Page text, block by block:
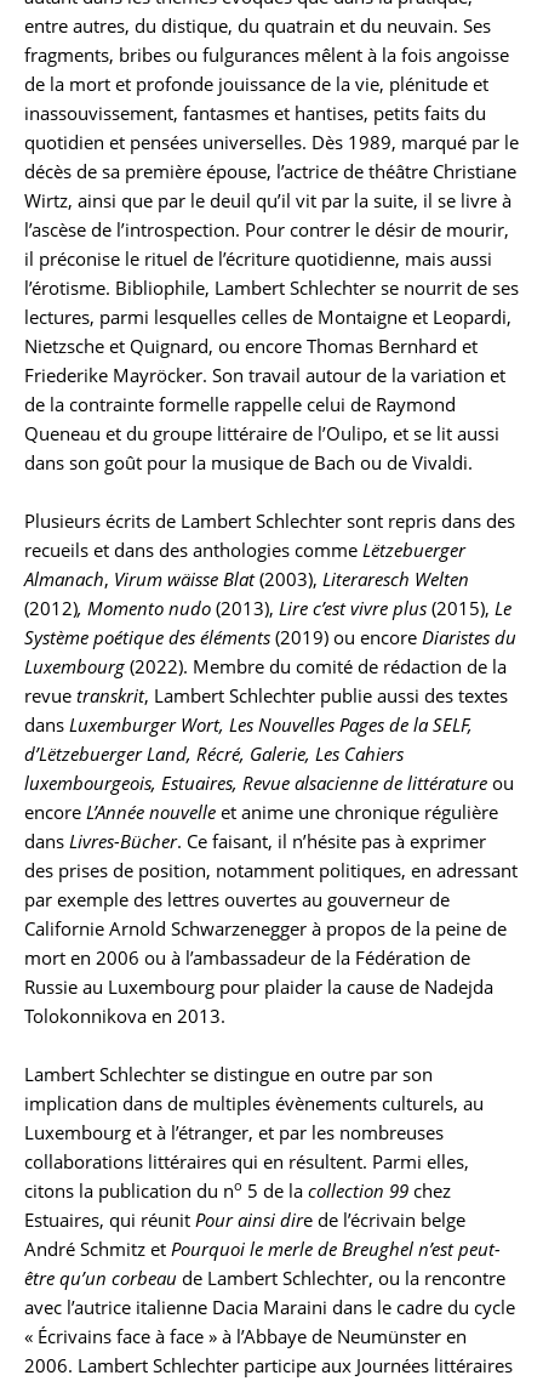
entre autres, du distique, du quatrain et du neuvain. Ses
fragments, bribes ou fulgurances mêlent à la fois angoisse
de la mort et profonde jouissance de la vie, plénitude et
inassouvissement, fantasmes et hantises, petits faits du
quotidien et pensées universelles. Dès 1989, marqué par le
décès de sa première épouse, l’actrice de théâtre Christiane
Wirtz, ainsi que par le deuil qu’il vit par la suite, il se livre à
l’ascèse de l’introspection. Pour contrer le désir de mourir,
il préconise le rituel de l’écriture quotidienne, mais aussi
l’érotisme. Bibliophile, Lambert Schlechter se nourrit de ses
lectures, parmi lesquelles celles de Montaigne et Leopardi,
Nietzsche et Quignard, ou encore Thomas Bernhard et
Friederike Mayröcker. Son travail autour de la variation et
de la contrainte formelle rappelle celui de Raymond
Queneau et du groupe littéraire de l’Oulipo, et se lit aussi
dans son goût pour la musique de Bach ou de Vivaldi.
Plusieurs écrits de Lambert Schlechter sont repris dans des
recueils et dans des anthologies comme Lëtzebuerger
Almanach, Virum wäisse Blat(2003), Literaresch Welten
(2012), Momento nudo (2013), Lire c’est vivre plus (2015), Le
Système poétique des éléments (2019) ou encore Diaristes du
Luxembourg (2022). Membre du comité de rédaction de la
revue transkrit, Lambert Schlechter publie aussi des textes
dans Luxemburger Wort, Les Nouvelles Pages de la SELF,
d’Lëtzebuerger Land, Récré, Galerie, Les Cahiers
luxembourgeois, Estuaires, Revue alsacienne de littérature ou
encore L’Année nouvelle et anime une chronique régulière
dans Livres-Bücher. Ce faisant, il n’hésite pas à exprimer
des prises de position, notamment politiques, en adressant
par exemple des lettres ouvertes au gouverneur de
Californie Arnold Schwarzenegger à propos de la peine de
mort en 2006 ou à l’ambassadeur de la Fédération de
Russie au Luxembourg pour plaider la cause de Nadejda
Tolokonnikova en 2013.
Lambert Schlechter se distingue en outre par son
implication dans de multiples évènements culturels, au
Luxembourg et à l’étranger, et par les nombreuses
collaborations littéraires qui en résultent. Parmi elles,
citons la publication du no 5 de la collection 99 chez
Estuaires, qui réunit Pour ainsi dire de l’écrivain belge
André Schmitz et Pourquoi le merle de Breughel n’est peut-
être qu’un corbeau de Lambert Schlechter, ou la rencontre
avec l’autrice italienne Dacia Maraini dans le cadre du cycle
« Écrivains face à face » à l’Abbaye de Neumünster en
2006. Lambert Schlechter participe aux Journées littéraires